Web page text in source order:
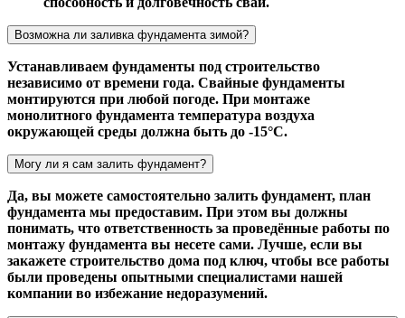
Возможна ли заливка фундамента зимой?
Устанавливаем фундаменты под строительство
независимо от времени года. Свайные фундаменты
монтируются при любой погоде. При монтаже
монолитного фундамента температура воздуха
окружающей среды должна быть до -15°С.
Могу ли я сам залить фундамент?
Да, вы можете самостоятельно залить фундамент, план
фундамента мы предоставим. При этом вы должны
понимать, что ответственность за проведённые работы по
монтажу фундамента вы несете сами. Лучше, если вы
закажете строительство дома под ключ, чтобы все работы
были проведены опытными специалистами нашей
компании во избежание недоразумений.